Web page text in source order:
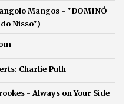
Mangos - "DOMINÓ
Nisso")
Charlie Puth
- Always on Your Side